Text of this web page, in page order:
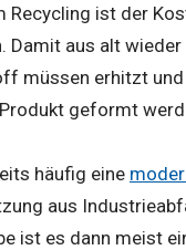
Recycling ist der
Damit aus alt
müssen erhitzt
geformt
häufig eine
aus
ist es dann meist